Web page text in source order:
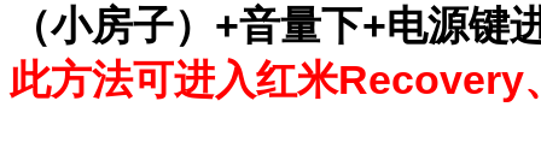
（小房子）+音量下+电源
此方法可进入红米